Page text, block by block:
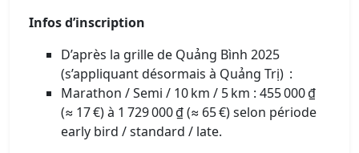
Infos d’inscription
D’après la grille de Quảng Bình 2025
(s’appliquant désormais à Quảng Trị) :
Marathon / Semi / 10 km / 5 km : 455 000 ₫
(≈ 17 €) à 1 729 000 ₫ (≈ 65 €) selon période
early bird / standard / late.